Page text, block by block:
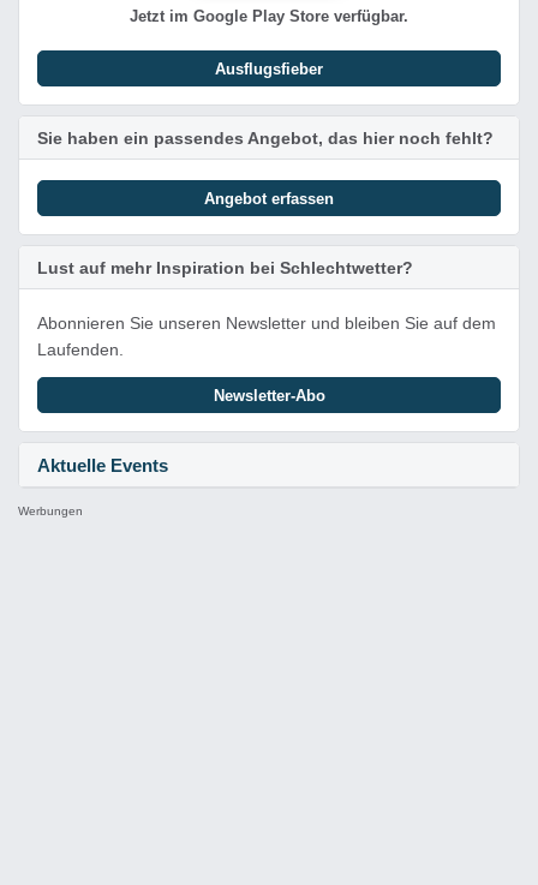
Aktuelle Events
Jetzt im Google Play Store verfügbar.
Ausflugsfieber
Sie haben ein passendes Angebot, das hier noch fehlt?
Angebot erfassen
Lust auf mehr Inspiration bei Schlechtwetter?
Abonnieren Sie unseren Newsletter und bleiben Sie auf dem
Laufenden.
Newsletter-Abo
Werbungen